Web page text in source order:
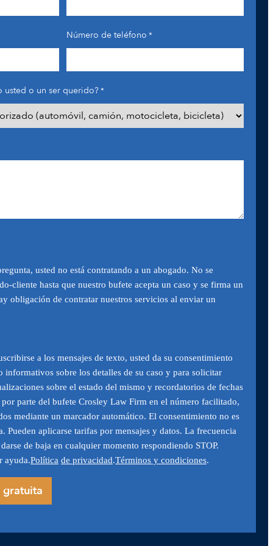
Número de teléfono *
usted o un ser querido?*
usted no está contratando a un abogado. No se
cliente hasta que nuestro bufete acepta un caso y se firma un
obligación de contratar nuestros servicios al enviar un
a los mensajes de texto, usted da su consentimiento
informativos sobre los detalles de su caso y para solicitar
sobre el estado del mismo y recordatorios de fechas
parte del bufete Crosley Law Firm en el número facilitado,
mediante un marcador automático. El consentimiento no es
Pueden aplicarse tarifas por mensajes y datos. La frecuencia
de baja en cualquier momento respondiendo STOP.
ayuda.Política de privacidad.Términos y condiciones.